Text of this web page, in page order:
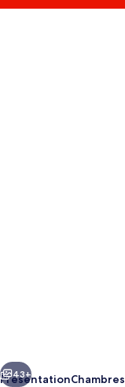
Suivant
43+
PrésentationChambres